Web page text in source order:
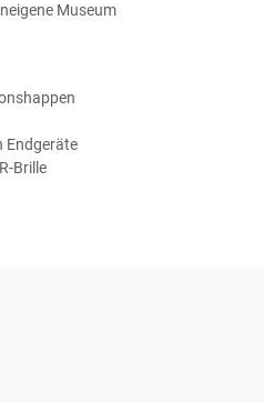
Museum
Endgeräte
Brille